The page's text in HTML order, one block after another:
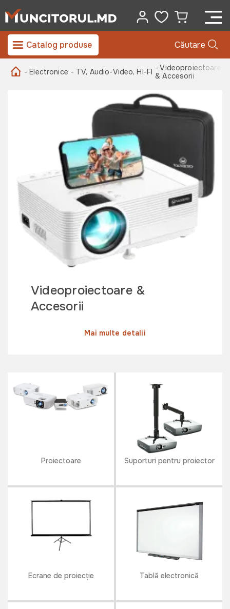
Catalog produse Căutare
- Electronice - TV, Audio-Video, HI-FI - Videoproiectoare
& Accesorii
Videoproiectoare &
Accesorii
Mai multe detalii
Proiectoare Suporturi pentru proiector
Ecrane de proiecție Tablă electronică